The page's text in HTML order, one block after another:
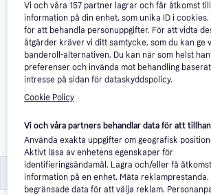
Taklampa
369 kr
Specifikationer
Vi och våra157 partner lagrar och får åtkomst till
information på din enhet, som unika ID i cookies.
för att behandla personuppgifter. För att vidta
åtgärder kräver vi ditt samtycke, som du kan ge
banderoll-alternativen. Du kan när som helst
preferenser och invända mot behandling
intresse på sidan för dataskyddspolicy.
Cookie Policy
Vi och våra partners behandlar data för att
Använda exakta uppgifter om geografisk
Aktivt läsa av enhetens egenskaper för
identifieringsändamål. Lagra och/eller få åtkomst
information på en enhet. Mäta reklamprestanda.
begränsade data för att välja reklam.